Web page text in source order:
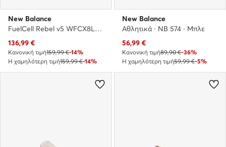
New Balance
FuelCell Rebel v5 WFCX8L2 · Παπούτσια για Τρέξιμο
Τρέχουσα τιμή
136,99 €
Κανονική τιμή159,99 €-14%
Η χαμηλότερη τιμή159,99 €-14%
New Balance
Αθλητικά · NB 574 · Μπλε
Τρέχουσα τιμή
56,99 €
Κανονική τιμή89,90 €-36%
Η χαμηλότερη τιμή59,99 €-5%